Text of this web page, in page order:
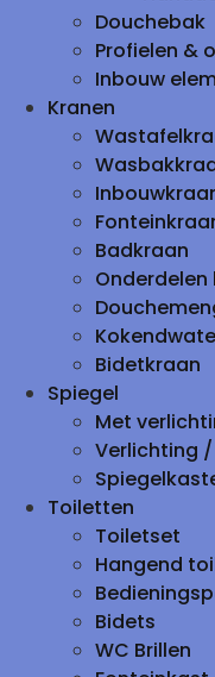
Douchebak
Profielen &
Inbouw
Kranen
Badkraan
Onderdelen
Bidetkraan
Spiegel
Met
Verlichting
Toiletten
Toiletset
Hangend
Bidets
WC Brillen